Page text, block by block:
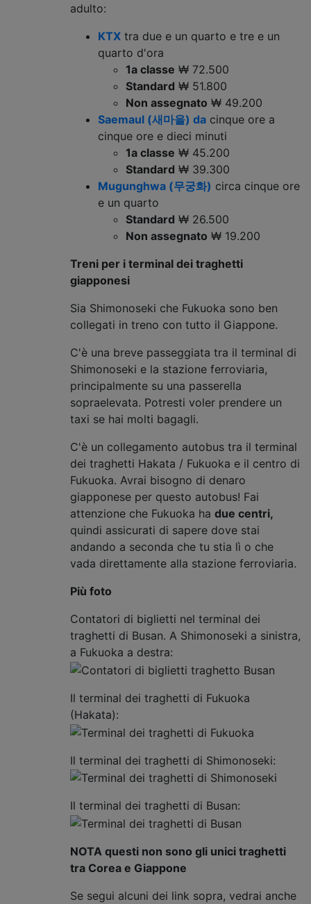
adulto:
KTX tra due e un quarto e tre e un
quarto d'ora
1a classe ₩ 72.500
Standard ₩ 51.800
Non assegnato ₩ 49.200
Saemaul (새마을) da cinque ore a
cinque ore e dieci minuti
1a classe ₩ 45.200
Standard ₩ 39.300
Mugunghwa (무궁화) circa cinque ore
e un quarto
Standard ₩ 26.500
Non assegnato ₩ 19.200
Treni per i terminal dei traghetti
giapponesi
Sia Shimonoseki che Fukuoka sono ben
collegati in treno con tutto il Giappone.
C'è una breve passeggiata tra il terminal di
Shimonoseki e la stazione ferroviaria,
principalmente su una passerella
sopraelevata. Potresti voler prendere un
taxi se hai molti bagagli.
C'è un collegamento autobus tra il terminal
dei traghetti Hakata / Fukuoka e il centro di
Fukuoka. Avrai bisogno di denaro
giapponese per questo autobus! Fai
attenzione che Fukuoka ha due centri,
quindi assicurati di sapere dove stai
andando a seconda che tu stia lì o che
vada direttamente alla stazione ferroviaria.
Più foto
Contatori di biglietti nel terminal dei
traghetti di Busan. A Shimonoseki a sinistra,
a Fukuoka a destra:
Il terminal dei traghetti di Fukuoka
(Hakata):
Il terminal dei traghetti di Shimonoseki:
Il terminal dei traghetti di Busan:
NOTA questi non sono gli unici traghetti
tra Corea e Giappone
Se segui alcuni dei link sopra, vedrai anche